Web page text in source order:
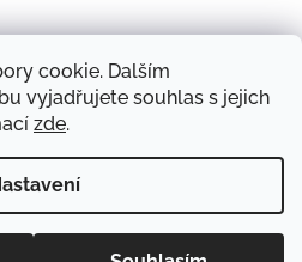
cookie. Dalším
vyjadřujete souhlas s jejich
zde.
. Všechna práva vyhrazena.